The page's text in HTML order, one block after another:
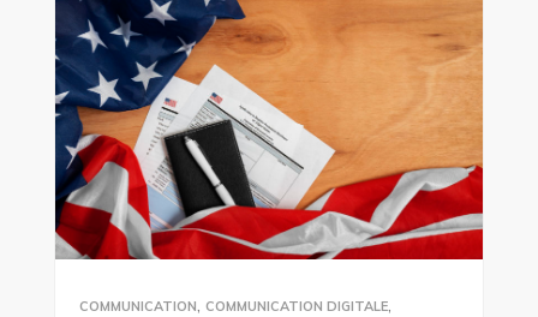
COMMUNICATION COMMUNICATION DIGITALE,